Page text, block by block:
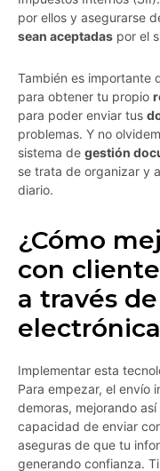
por ellos y asegurarse
sean aceptadas por el
También es importante
para obtener tu propio
para poder enviar tus
problemas. Y no
sistema de gestión
se trata de organizar y
diario.
¿Cómo
con
a través
Implementar esta
Para empezar, el envío
demoras, mejorando
capacidad de enviar
aseguras de que tu
generando confianza.